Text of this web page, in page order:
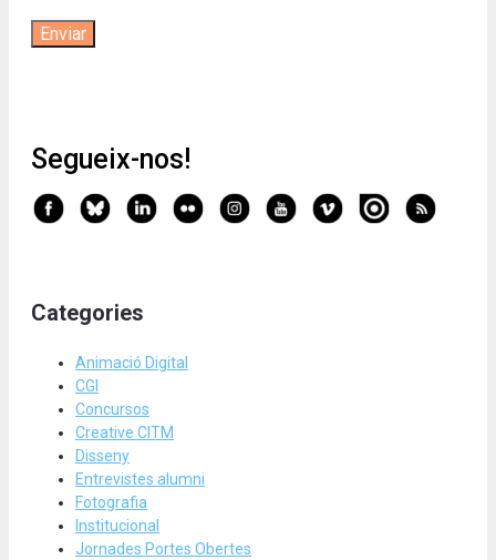
Segueix-nos!
Categories
Animació Digital
CGI
Concursos
Creative CITM
Disseny
Entrevistes alumni
Fotografia
Institucional
Jornades Portes Obertes